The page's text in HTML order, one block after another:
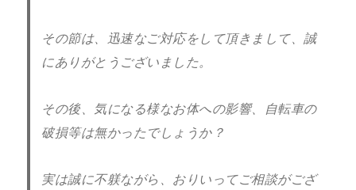
その節は、迅速なご対応をして頂きまして、誠
にありがとうございました。
その後、気になる様なお体への影響、自転車の
破損等は無かったでしょうか？
実は誠に不躾ながら、おりいってご相談がござ